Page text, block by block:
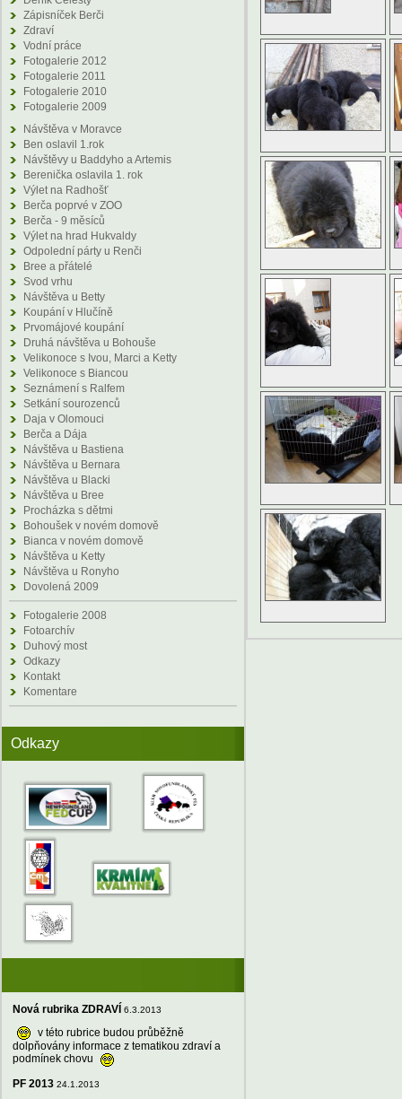
Zápisníček Berči
Zdraví
Vodní práce
Fotogalerie 2012
Fotogalerie 2011
Fotogalerie 2010
Fotogalerie 2009
Návštěva v Moravce
Ben oslavil 1.rok
Návštěvy u Baddyho a Artemis
Berenička oslavila 1. rok
Výlet na Radhošť
Berča poprvé v ZOO
Berča - 9 měsíců
Výlet na hrad Hukvaldy
Odpolední párty u Renči
Bree a přátelé
Svod vrhu
Návštěva u Betty
Koupání v Hlučíně
Prvomájové koupání
Druhá návštěva u Bohouše
Velikonoce s Ivou, Marci a Ketty
Velikonoce s Biancou
Seznámení s Ralfem
Setkání sourozenců
Daja v Olomouci
Berča a Dája
Návštěva u Bastiena
Návštěva u Bernara
Návštěva u Blacki
Návštěva u Bree
Procházka s dětmi
Bohoušek v novém domově
Bianca v novém domově
Návštěva u Ketty
Návštěva u Ronyho
Dovolená 2009
Fotogalerie 2008
Fotoarchív
Duhový most
Odkazy
Kontakt
Komentare
Odkazy
Nová rubrika ZDRAVÍ 6.3.2013
v této rubrice budou průběžně
dolpňovány informace z tematikou zdraví a
podmínek chovu
PF 2013 24.1.2013